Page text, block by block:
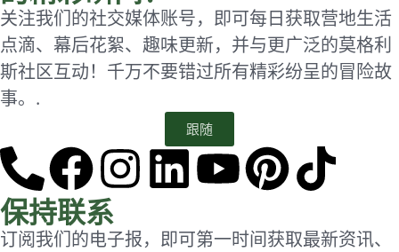
关注我们的社交媒体账号，即可每日获取营地生活
点滴、幕后花絮、趣味更新，并与更广泛的莫格利
斯社区互动！千万不要错过所有精彩纷呈的冒险故
事。.
跟随
保持联系
订阅我们的电子报，即可第一时间获取最新资讯、